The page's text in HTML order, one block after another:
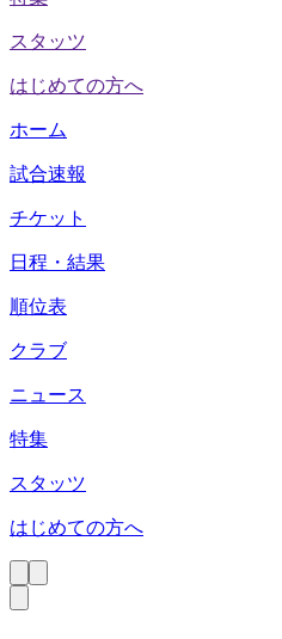
スタッツ
はじめての方へ
ホーム
試合速報
チケット
日程・結果
順位表
クラブ
ニュース
特集
スタッツ
はじめての方へ